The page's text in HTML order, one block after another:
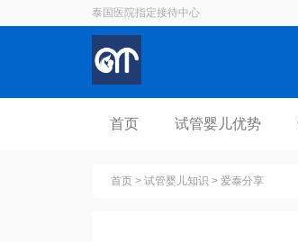
泰国医院指定接待中心
首页 试管婴儿优势
首页 > 试管婴儿知识 > 爱泰分享